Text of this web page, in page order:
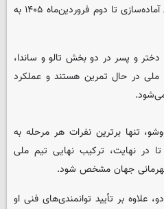
نخستین گام از شش مرحله اردوی آماده‌سازی تا دوم فروردین‌ماه ۱۴۰۵ به
از اردو، ۶۰ ووشوکار دختر و پسر در دو بخش تالو و ساندا،
ملی در حال تمرین هستند و عملکرد
تنها برترین نفرات هر مرحله به
در نهایت، ترکیب نهایی تیم ملی
جهان مشخص شود.
بر تأیید توانمندی‌های فنی او